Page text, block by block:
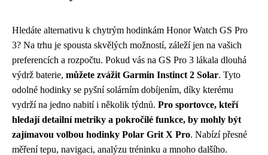
Hledáte alternativu k chytrým hodinkám Honor Watch GS Pro
3? Na trhu je spousta skvělých možností, záleží jen na vašich
preferencích a rozpočtu. Pokud vás na GS Pro 3 lákala dlouhá
výdrž baterie, můžete zvážit Garmin Instinct 2 Solar. Tyto
odolné hodinky se pyšní solárním dobíjením, díky kterému
vydrží na jedno nabití i několik týdnů. Pro sportovce, kteří
hledají detailní metriky a pokročilé funkce, by mohly být
zajímavou volbou hodinky Polar Grit X Pro. Nabízí přesné
měření tepu, navigaci, analýzu tréninku a mnoho dalšího.